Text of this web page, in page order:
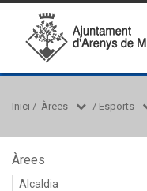
Inici / Àrees / Esports
Àrees
Alcaldia